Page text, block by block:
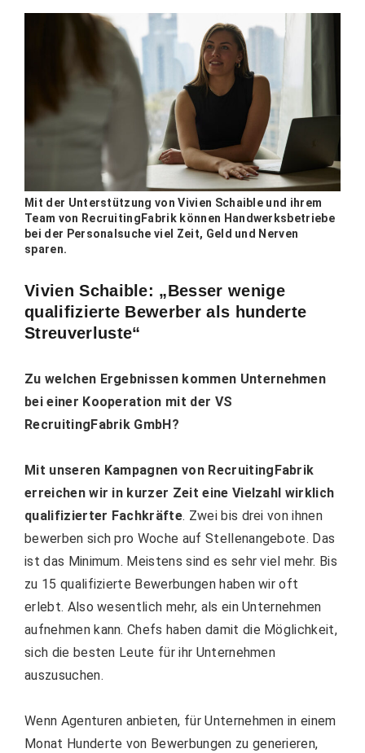
Mit der Unterstützung von Vivien Schaible und ihrem
Team von RecruitingFabrik können Handwerksbetriebe
bei der Personalsuche viel Zeit, Geld und Nerven
sparen.
Vivien Schaible: „Besser wenige
qualifizierte Bewerber als hunderte
Streuverluste“
Zu welchen Ergebnissen kommen Unternehmen
bei einer Kooperation mit der VS
RecruitingFabrik GmbH?
Mit unseren Kampagnen von RecruitingFabrik
erreichen wir in kurzer Zeit eine Vielzahl wirklich
qualifizierter Fachkräfte. Zwei bis drei von ihnen
bewerben sich pro Woche auf Stellenangebote. Das
ist das Minimum. Meistens sind es sehr viel mehr. Bis
zu 15 qualifizierte Bewerbungenhaben wir oft
erlebt. Also wesentlich mehr, als ein Unternehmen
aufnehmen kann. Chefs haben damit die Möglichkeit,
sich die besten Leute für ihr Unternehmen
auszusuchen.
Wenn Agenturen anbieten, für Unternehmen in einem
Monat Hunderte von Bewerbungen zu generieren,